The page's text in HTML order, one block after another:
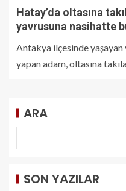
Hatay’da oltasına
yavrusuna nasihatte
Antakya ilçesinde yaşayan
yapan adam, oltasına
ARA
SON YAZILAR